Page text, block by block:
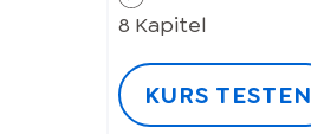
8 Kapitel
KURS TESTEN